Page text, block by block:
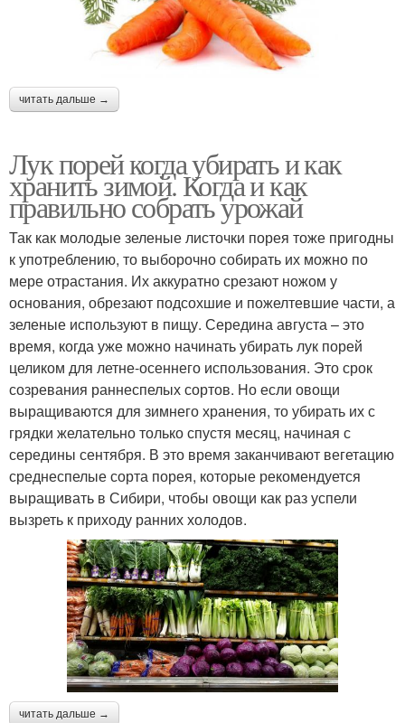
читать дальше →
Лук порей когда убирать и как
хранить зимой. Когда и как
правильно собрать урожай
Так как молодые зеленые листочки порея тоже пригодны
к употреблению, то выборочно собирать их можно по
мере отрастания. Их аккуратно срезают ножом у
основания, обрезают подсохшие и пожелтевшие части, а
зеленые используют в пищу. Середина августа – это
время, когда уже можно начинать убирать лук порей
целиком для летне-осеннего использования. Это срок
созревания раннеспелых сортов. Но если овощи
выращиваются для зимнего хранения, то убирать их с
грядки желательно только спустя месяц, начиная с
середины сентября. В это время заканчивают вегетацию
среднеспелые сорта порея, которые рекомендуется
выращивать в Сибири, чтобы овощи как раз успели
вызреть к приходу ранних холодов.
читать дальше →